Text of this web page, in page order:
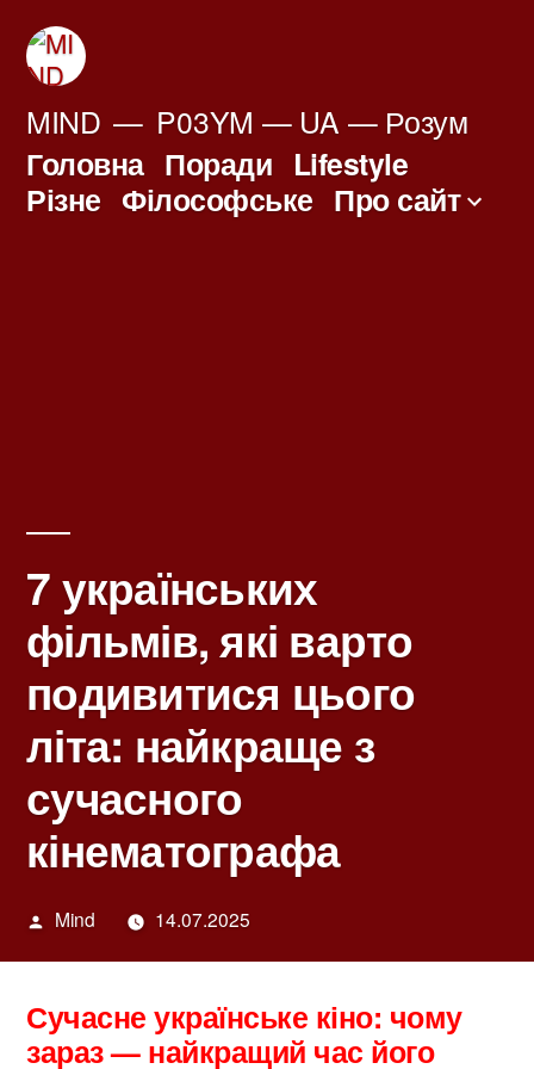
Перейти
до
вмісту
MIND P03YM — UA — Розум
Головна Поради Lifestyle
Різне Філософське Про сайт
7 українських
фільмів, які варто
подивитися цього
літа: найкраще з
сучасного
кінематографа
Написано
Mind 14.07.2025
Сучасне українське кіно: чому
зараз — найкращий час його